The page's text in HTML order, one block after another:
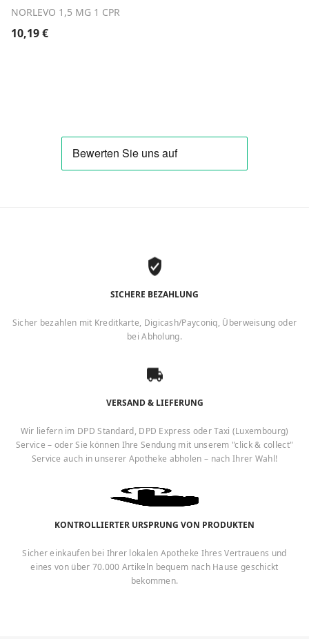
NORLEVO 1,5 MG 1 CPR
10,19€
SICHERE BEZAHLUNG
Sicher bezahlen mit Kreditkarte, Digicash/Payconiq, Überweisung oder
bei Abholung.
VERSAND & LIEFERUNG
Wir liefern im DPD Standard, DPD Express oder Taxi (Luxembourg)
Service – oder Sie können Ihre Sendung mit unserem "click & collect"
Service auch in unserer Apotheke abholen – nach Ihrer Wahl!
KONTROLLIERTER URSPRUNG VON PRODUKTEN
Sicher einkaufen bei Ihrer lokalen Apotheke Ihres Vertrauens und
eines von über 70.000 Artikeln bequem nach Hause geschickt
bekommen.